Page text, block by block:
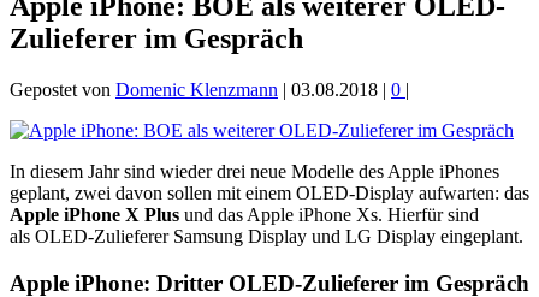
Zulieferer im Gespräch
Gepostet von Domenic Klenzmann | 03.08.2018 | 0 |
In diesem Jahr sind wieder drei neue Modelle des Apple iPhones
geplant, zwei davon sollen mit einem OLED-Display aufwarten: das
Apple iPhone X Plus und das Apple iPhone Xs. Hierfür sind
als OLED-Zulieferer Samsung Display und LG Display eingeplant.
Apple iPhone: Dritter OLED-Zulieferer im Gespräch